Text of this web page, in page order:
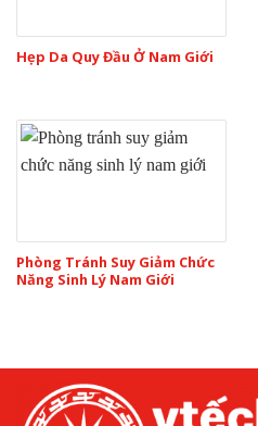
Hẹp Da Quy Đầu Ở Nam Giới
Phòng Tránh Suy Giảm Chức
Năng Sinh Lý Nam Giới